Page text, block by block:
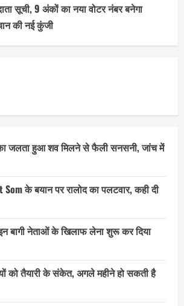
सूची, 9 अंकों का नया वोटर नंबर बनेगा
की नई कुंजी
जलता हुआ शव मिलने से फैली सनसनी, जांच में
Som के बयान पर रालोद का पलटवार, कही दी
बागी नेताओं के खिलाफ लेना शुरू कर दिया
को तैयारी के संकेत, अगले महीने हो सकती है